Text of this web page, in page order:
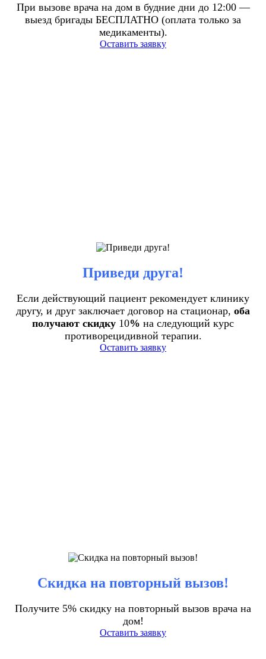
При вызове врача на дом в будние дни до 12:00 —
выезд бригады БЕСПЛАТНО (оплата только за
медикаменты).
Оставить заявку
Приведи друга!
Если действующий пациент рекомендует клинику
другу, и друг заключает договор на стационар, оба
получают скидку 10% на следующий курс
противорецидивной терапии.
Оставить заявку
Скидка на повторный вызов!
Получите 5% скидку на повторный вызов врача на
дом!
Оставить заявку